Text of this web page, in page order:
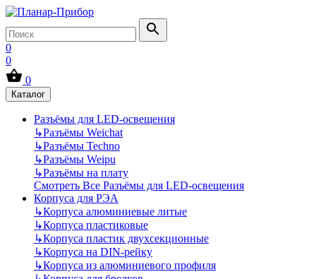
0
0
0
Каталог
Разъёмы для LED-освещения
↳Разъёмы Weichat
↳Разъёмы Techno
↳Разъёмы Weipu
↳Разъёмы на плату
Смотреть Все Разъёмы для LED-освещения
Корпуса для РЭА
↳Корпуса алюминиевые литые
↳Корпуса пластиковые
↳Корпуса пластик двухсекционные
↳Корпуса на DIN-рейку
↳Корпуса из алюминиевого профиля